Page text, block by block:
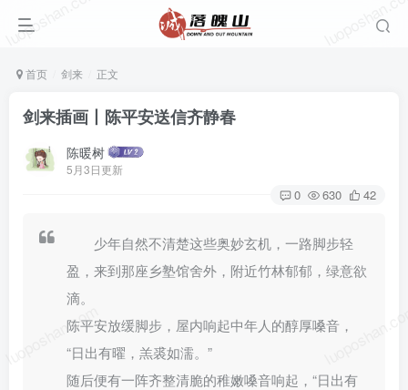
首页 剑来 正文
剑来插画丨陈平安送信齐静春
陈暖树
5月3日更新
0 630 42
luoposhan.com
luoposhan.com
少年自然不清楚这些奥妙玄机，一路脚步轻
盈，来到那座乡塾馆舍外，附近竹林郁郁，绿意欲
滴。
陈平安放缓脚步，屋内响起中年人的醇厚嗓音，
“日出有曜，羔裘如濡。”
随后便有一阵齐整清脆的稚嫩嗓音响起，“日出有